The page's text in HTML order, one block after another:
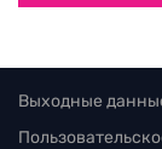
Выходные